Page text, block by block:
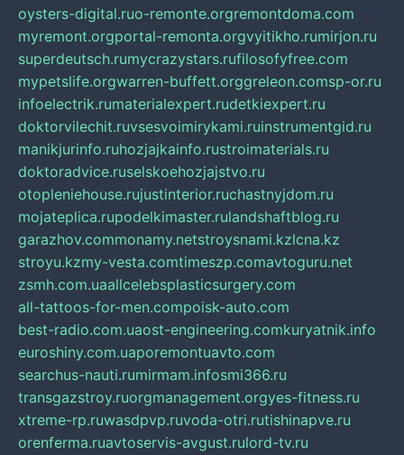
oysters-digital.ruo-remonte.orgremontdoma.com
myremont.orgportal-remonta.orgvyitikho.rumirjon.ru
superdeutsch.rumycrazystars.rufilosofyfree.com
mypetslife.orgwarren-buffett.orggreleon.comsp-or.ru
infoelectrik.rumaterialexpert.rudetkiexpert.ru
doktorvilechit.ruvsesvoimirykami.ruinstrumentgid.ru
manikjurinfo.ruhozjajkainfo.rustroimaterials.ru
doktoradvice.ruselskoehozjajstvo.ru
otopleniehouse.rujustinterior.ruchastnyjdom.ru
mojateplica.rupodelkimaster.rulandshaftblog.ru
garazhov.commonamy.netstroysnami.kzlcna.kz
stroyu.kzmy-vesta.comtimeszp.comavtoguru.net
zsmh.com.uaallcelebsplasticsurgery.com
all-tattoos-for-men.compoisk-auto.com
best-radio.com.uaost-engineering.comkuryatnik.info
euroshiny.com.uaporemontuavto.com
searchus-nauti.rumirmam.infosmi366.ru
transgazstroy.ruorgmanagement.orgyes-fitness.ru
xtreme-rp.ruwasdpvp.ruvoda-otri.rutishinapve.ru
orenferma.ruavtoservis-avgust.rulord-tv.ru